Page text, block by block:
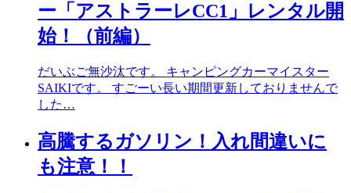
ー「アストラーレCC1」レンタル開
始！（前編）
だいぶご無沙汰です。 キャンピングカーマイスター
SAIKIです。 すごーい長い期間更新しておりませんで
した…
高騰するガソリン！入れ間違いに
も注意！！